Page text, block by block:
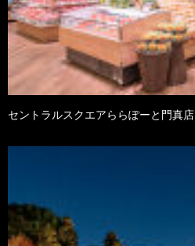
セントラルスクエアららぽーと門真店